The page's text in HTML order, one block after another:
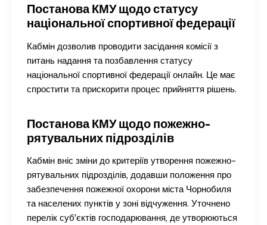
Постанова КМУ щодо статусу
національної спортивної федерації
Кабмін дозволив проводити засідання комісії з
питань надання та позбавлення статусу
національної спортивної федерації онлайн. Це має
спростити та прискорити процес прийняття рішень.
Постанова КМУ щодо пожежно-
рятувальних підрозділів
Кабмін вніс зміни до критеріїв утворення пожежно-
рятувальних підрозділів, додавши положення про
забезпечення пожежної охорони міста Чорнобиля
та населених пунктів у зоні відчуження. Уточнено
перелік суб’єктів господарювання, де утворюються